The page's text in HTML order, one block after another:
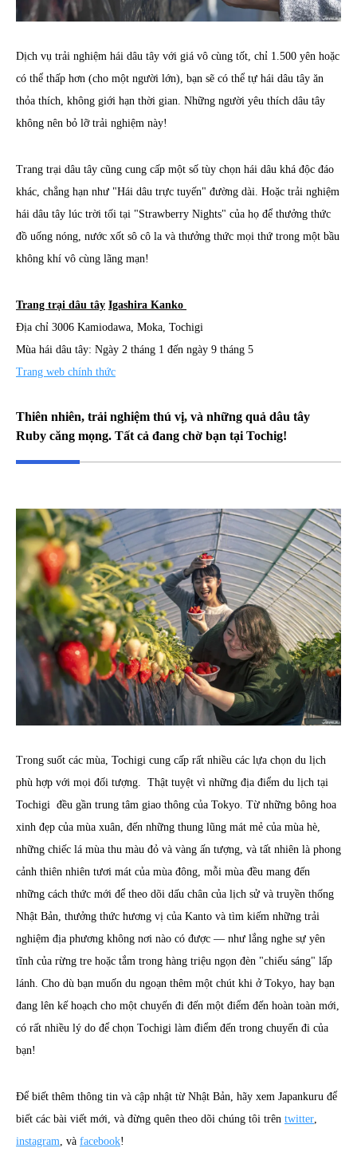
Dịch vụ trải nghiệm hái dâu tây với giá vô cùng tốt, chỉ 1.500 yên hoặc
có thể thấp hơn (cho một người lớn), bạn sẽ có thể tự hái dâu tây ăn
thỏa thích, không giới hạn thời gian. Những người yêu thích dâu tây
không nên bỏ lỡ trải nghiệm này!
Trang trại dâu tây cũng cung cấp một số tùy chọn hái dâu khá độc đáo
khác, chẳng hạn như "Hái dâu trực tuyến" đường dài. Hoặc trải nghiệm
hái dâu tây lúc trời tối tại "Strawberry Nights" của họ để thưởng thức
đồ uống nóng, nước xốt sô cô la và thưởng thức mọi thứ trong một bầu
không khí vô cùng lãng mạn!
Trang trại dâu tây Igashira Kanko
Địa chỉ 3006 Kamiodawa, Moka, Tochigi
Mùa hái dâu tây: Ngày 2 tháng 1 đến ngày 9 tháng 5
Trang web chính thức
Thiên nhiên, trải nghiệm thú vị, và những quả dâu tây
Ruby căng mọng. Tất cả đang chờ bạn tại Tochig!
Trong suốt các mùa, Tochigi cung cấp rất nhiều các lựa chọn du lịch
phù hợp với mọi đối tượng. Thật tuyệt vì những địa điểm du lịch tại
Tochigi đều gần trung tâm giao thông của Tokyo. Từ những bông hoa
xinh đẹp của mùa xuân, đến những thung lũng mát mẻ của mùa hè,
những chiếc lá mùa thu màu đỏ và vàng ấn tượng, và tất nhiên là phong
cảnh thiên nhiên tươi mát của mùa đông, mỗi mùa đều mang đến
những cách thức mới để theo dõi dấu chân của lịch sử và truyền thống
Nhật Bản, thưởng thức hương vị của Kanto và tìm kiếm những trải
nghiệm địa phương không nơi nào có được ― như lắng nghe sự yên
tĩnh của rừng tre hoặc tắm trong hàng triệu ngọn đèn "chiếu sáng" lấp
lánh. Cho dù bạn muốn du ngoạn thêm một chút khi ở Tokyo, hay bạn
đang lên kế hoạch cho một chuyến đi đến một điểm đến hoàn toàn mới,
có rất nhiều lý do để chọn Tochigi làm điểm đến trong chuyến đi của
bạn!
Để biết thêm thông tin và cập nhật từ Nhật Bản, hãy xem Japankuru để
biết các bài viết mới, và đừng quên theo dõi chúng tôi trên twitter
instagram , và facebook!